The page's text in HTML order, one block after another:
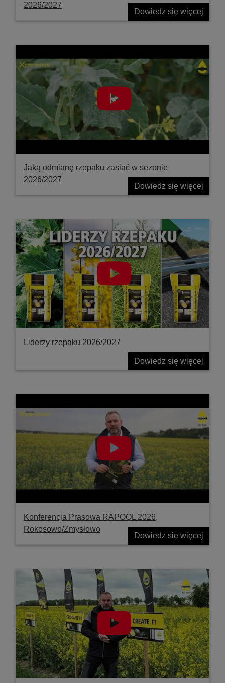
2026/2027
Dowiedz się więcej
Jaką odmianę rzepaku zasiać w sezonie
2026/2027
Dowiedz się więcej
Liderzy rzepaku 2026/2027
Dowiedz się więcej
Konferencja Prasowa RAPOOL 2026,
Rokosowo/Zmysłowo
Dowiedz się więcej